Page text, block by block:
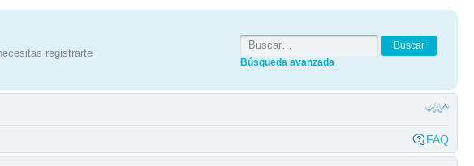
registrarte
Búsqueda avanzada
FAQ